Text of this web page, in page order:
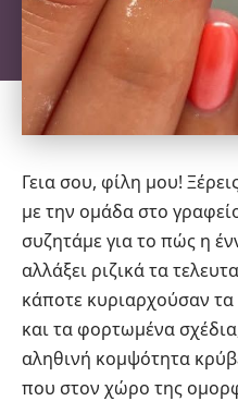
Γεια σου, φίλη μου!
με την ομάδα στο
συζητάμε για το πώς η
αλλάξει ριζικά τα
κάποτε κυριαρχούσαν
και τα φορτωμένα
αληθινή κομψότητα
που στον χώρο της